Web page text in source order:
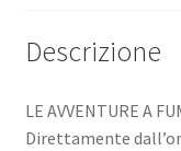
Descrizione
LE AVVENTURE A
Direttamente